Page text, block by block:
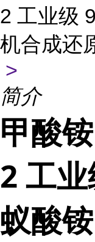
2 工业级
机合成还
>
简介
甲酸
2 工
蚁酸